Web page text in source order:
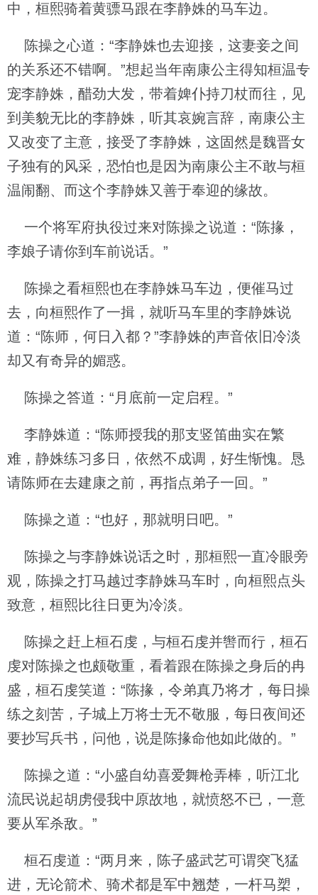
中，桓熙骑着黄骠马跟在李静姝的马车边。
陈操之心道：“李静姝也去迎接，这妻妾之间
的关系还不错啊。”想起当年南康公主得知桓温专
宠李静姝，醋劲大发，带着婢仆持刀杖而往，见
到美貌无比的李静姝，听其哀婉言辞，南康公主
又改变了主意，接受了李静姝，这固然是魏晋女
子独有的风采，恐怕也是因为南康公主不敢与桓
温闹翻、而这个李静姝又善于奉迎的缘故。
一个将军府执役过来对陈操之说道：“陈掾，
李娘子请你到车前说话。”
陈操之看桓熙也在李静姝马车边，便催马过
去，向桓熙作了一揖，就听马车里的李静姝说
道：“陈师，何日入都？”李静姝的声音依旧冷淡
却又有奇异的媚惑。
陈操之答道：“月底前一定启程。”
李静姝道：“陈师授我的那支竖笛曲实在繁
难，静姝练习多日，依然不成调，好生惭愧。恳
请陈师在去建康之前，再指点弟子一回。”
陈操之道：“也好，那就明日吧。”
陈操之与李静姝说话之时，那桓熙一直冷眼旁
观，陈操之打马越过李静姝马车时，向桓熙点头
致意，桓熙比往日更为冷淡。
陈操之赶上桓石虔，与桓石虔并辔而行，桓石
虔对陈操之也颇敬重，看着跟在陈操之身后的冉
盛，桓石虔笑道：“陈掾，令弟真乃将才，每日操
练之刻苦，子城上万将士无不敬服，每日夜间还
要抄写兵书，问他，说是陈掾命他如此做的。”
陈操之道：“小盛自幼喜爱舞枪弄棒，听江北
流民说起胡虏侵我中原故地，就愤怒不已，一意
要从军杀敌。”
桓石虔道：“两月来，陈子盛武艺可谓突飞猛
进，无论箭术、骑术都是军中翘楚，一杆马槊，